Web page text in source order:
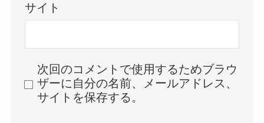
サイト
次回のコメントで使用するためブラウ
ザーに自分の名前、メールアドレス、
サイトを保存する。